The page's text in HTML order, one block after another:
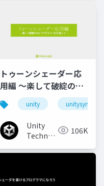
トゥーンシェーダー応
用編 ～楽して破綻のな
いアウトラインを目指
して～
unity unitysync
Unity
Technologies106K